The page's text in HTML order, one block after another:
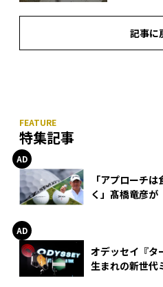
記事に
特集記事
「アプローチ
く」髙橋竜彦が
オデッセイ『タ
生まれの新世代